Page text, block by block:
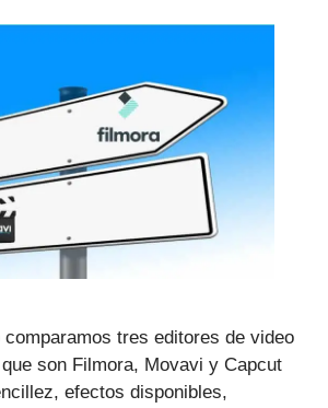
tres editores de video
son Filmora, Movavi y Capcut
efectos disponibles,